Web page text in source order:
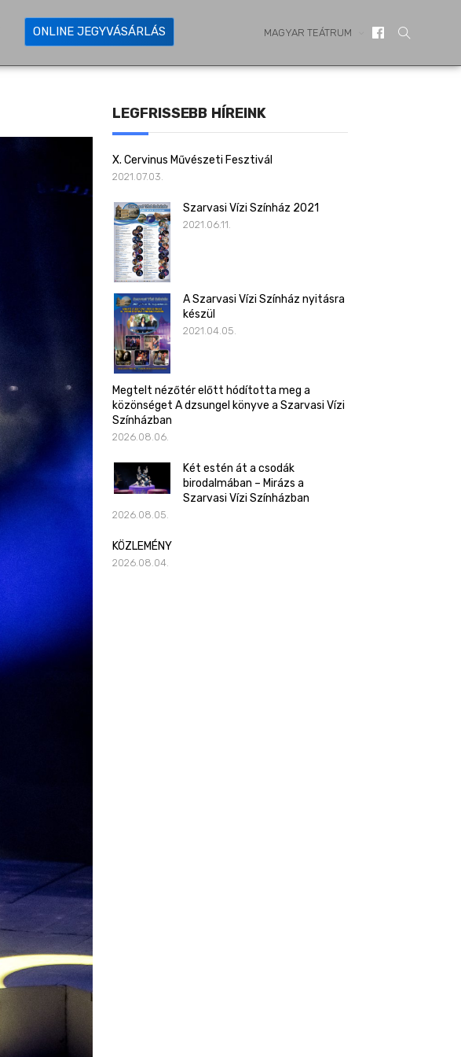
ONLINE JEGYVÁSÁRLÁS MAGYAR TEÁTRUM
LEGFRISSEBB HÍREINK
X. Cervinus Művészeti Fesztivál
2021.07.03.
Szarvasi Vízi Színház 2021
2021.06.11.
A Szarvasi Vízi Színház nyitásra
készül
2021.04.05.
Megtelt nézőtér előtt hódította meg a
közönséget A dzsungel könyve a Szarvasi Vízi
Színházban
2026.08.06.
Két estén át a csodák
birodalmában – Mirázs a
Szarvasi Vízi Színházban
2026.08.05.
KÖZLEMÉNY
2026.08.04.